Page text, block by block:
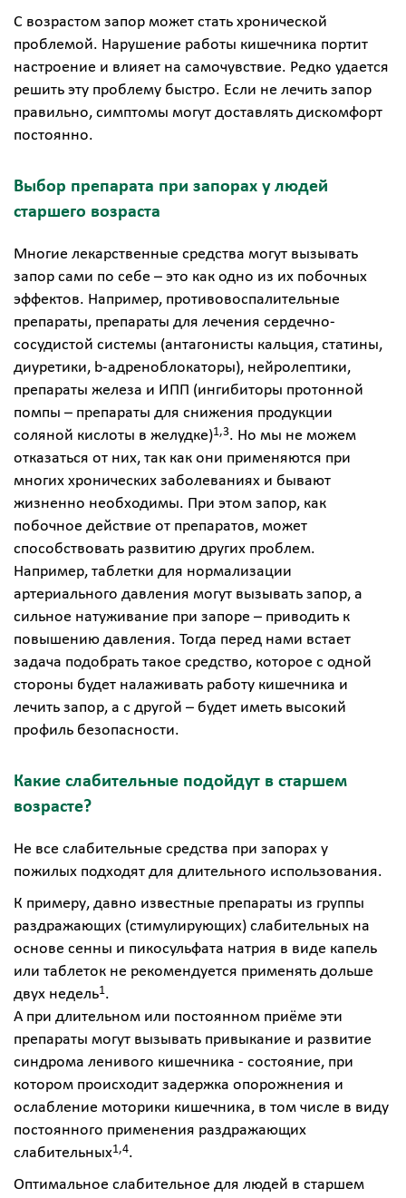
С возрастом запор может стать хронической
проблемой. Нарушение работы кишечника портит
настроение и влияет на самочувствие. Редко удается
решить эту проблему быстро. Если не лечить запор
правильно, симптомы могут доставлять дискомфорт
постоянно.
Выбор препарата при запорах у людей
старшего возраста
Многие лекарственные средства могут вызывать
запор сами по себе – это как одно из их побочных
эффектов. Например, противовоспалительные
препараты, препараты для лечения сердечно-
сосудистой системы (антагонисты кальция, статины,
диуретики, b-адреноблокаторы), нейролептики,
препараты железа и ИПП (ингибиторы протонной
помпы – препараты для снижения продукции
соляной кислоты в желудке)1,3. Но мы не можем
отказаться от них, так как они применяются при
многих хронических заболеваниях и бывают
жизненно необходимы. При этом запор, как
побочное действие от препаратов, может
способствовать развитию других проблем.
Например, таблетки для нормализации
артериального давления могут вызывать запор, а
сильное натуживание при запоре – приводить к
повышению давления. Тогда перед нами встает
задача подобрать такое средство, которое с одной
стороны будет налаживать работу кишечника и
лечить запор, а с другой – будет иметь высокий
профиль безопасности.
Какие слабительные подойдут в старшем
возрасте?
Не все слабительные средства при запорах у
пожилых подходят для длительного использования.
К примеру, давно известные препараты из группы
раздражающих (стимулирующих) слабительных на
основе сенны и пикосульфата натрия в виде капель
или таблеток не рекомендуется применять дольше
двух недель1.
А при длительном или постоянном приёме эти
препараты могут вызывать привыкание и развитие
синдрома ленивого кишечника - состояние, при
котором происходит задержка опорожнения и
ослабление моторики кишечника, в том числе в виду
постоянного применения раздражающих
слабительных1,4.
Оптимальное слабительное для людей в старшем